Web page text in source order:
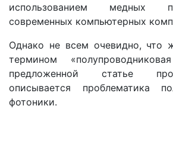
использованием медных
современных компьютерных
Однако не всем очевидно, что
термином
предложенной статье
описывается проблематика
фотоники.